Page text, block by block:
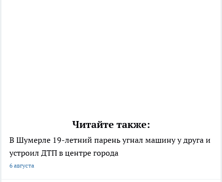
Читайте также:
В Шумерле 19-летний парень угнал машину у друга и
устроил ДТП в центре города
6 августа